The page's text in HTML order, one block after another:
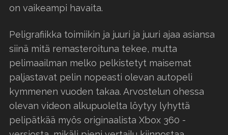
on vaikeampi havaita.
Peligrafiikka toimiikin ja juuri ja juuri ajaa asiansa
siinä mitä remasteroituna tekee, mutta
pelimaailman melko pelkistetyt maisemat
paljastavat pelin nopeasti olevan autopeli
kymmenen vuoden takaa. Arvostelun ohessa
olevan videon alkupuolelta löytyy lyhyttä
pelipätkää myös originaalista Xbox 360 -